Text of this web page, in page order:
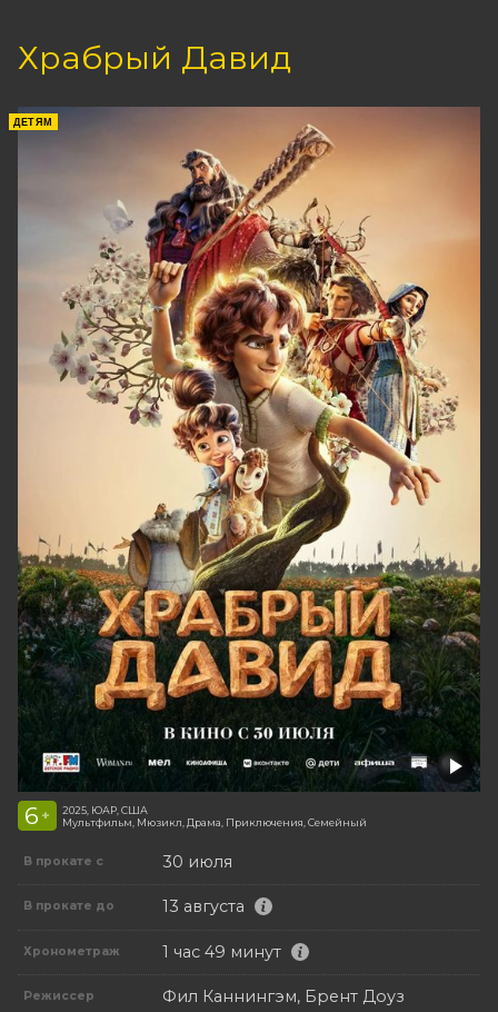
Храбрый Давид
ДЕТЯМ
6 +
2025, ЮАР, США
Мультфильм, Мюзикл, Драма, Приключения, Семейный
В прокате с 30 июля
В прокате до 13 августа
Хронометраж 1 час 49 минут
Режиссер Фил Каннингэм, Брент Доуз